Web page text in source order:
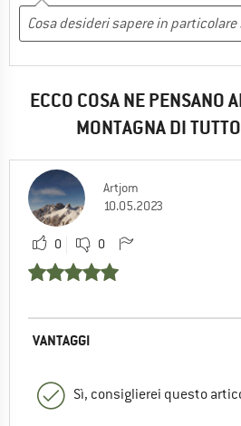
ECCO COSA NE PENSANO
MONTAGNA DI
Artjom
10.05.2023
0 0
VANTAGGI
Sì, consiglierei questo